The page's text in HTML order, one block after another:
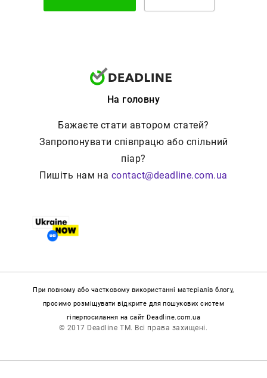
На головну
Бажаєте стати автором статей?
Запропонувати співпрацю або спільний
піар?
Пишіть нам на contact@deadline.com.ua
При повному або частковому використанні матеріалів блогу,
просимо розміщувати відкрите для пошукових систем
гіперпосилання на сайт Deadline.com.ua
© 2017 Deadline TM. Всі права захищені.